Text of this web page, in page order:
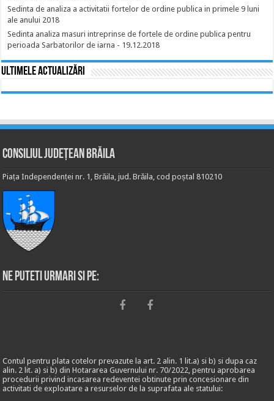
Sedinta de analiza a activitatii fortelor de ordine publica in primele 9 luni
ale anului 2018
Sedinta analiza masuri intreprinse de fortele de ordine publica pentru
perioada Sarbatorilor de iarna - 19.12.2018
Ultimele actualizări
Consiliul Județean Brăila
Piața Independenței nr. 1, Brăila, jud. Brăila, cod poștal 810210
Ne puteti urmari si pe:
Contul pentru plata cotelor prevazute la art. 2 alin. 1 lit.a) si b) si dupa caz
alin. 2 lit. a) si b) din Hotararea Guvernului nr. 70/2022, pentru aprobarea
procedurii privind incasarea redeventei obtinute prin concesionare din
activitati de exploatare a resurselor de la suprafata ale statului: